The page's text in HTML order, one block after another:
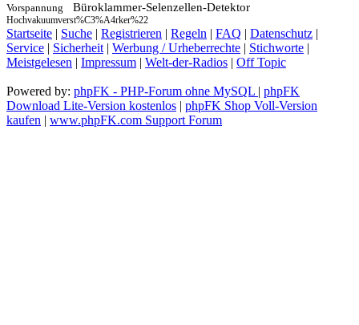
Vorspannung
Büroklammer-Selenzellen-Detektor
Hochvakuumverst%C3%A4rker%22
Startseite | Suche | Registrieren | Regeln | FAQ | Datenschutz |
Service | Sicherheit | Werbung / Urheberrechte | Stichworte |
Meistgelesen | Impressum | Welt-der-Radios | Off Topic
Powered by: phpFK - PHP-Forum ohne MySQL | phpFK
Download Lite-Version kostenlos | phpFK Shop Voll-Version
kaufen | www.phpFK.com Support Forum